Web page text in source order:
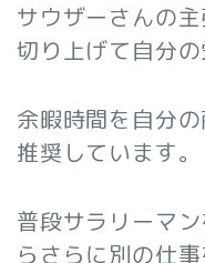
サウザーさんの
切り上げて自分の
余暇時間を自分
推奨しています。
普段サラリーマ
らさらに別の仕